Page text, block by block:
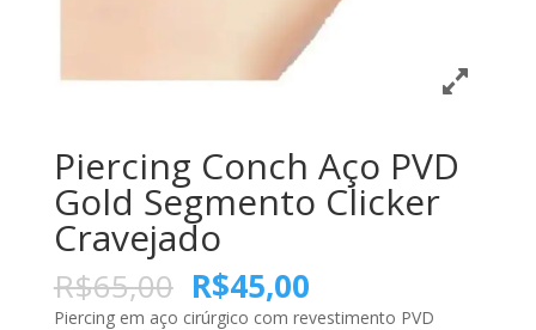
Piercing Conch Aço PVD
Gold Segmento Clicker
Cravejado
R$65,00 R$45,00
Piercing em aço cirúrgico com revestimento PVD